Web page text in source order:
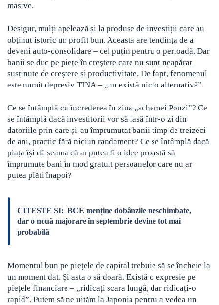
masive.
Desigur, mulți apelează și la produse de investiții care au
obținut istoric un profit bun. Aceasta are tendința de a
deveni auto-consolidare – cel puțin pentru o perioadă. Dar
banii se duc pe piețe în creștere care nu sunt neapărat
susținute de creștere și productivitate. De fapt, fenomenul
este numit depresiv TINA – „nu există nicio alternativă”.
Ce se întâmplă cu încrederea în ziua „schemei Ponzi”? Ce
se întâmplă dacă investitorii vor să iasă într-o zi din
datoriile prin care și-au împrumutat banii timp de treizeci
de ani, practic fără niciun randament? Ce se întâmplă dacă
piața își dă seama că ar putea fi o idee proastă să
împrumute bani în mod gratuit persoanelor care nu ar
putea plăti înapoi?
CITESTE SI: BCE menține dobânzile neschimbate,
dar o nouă majorare în septembrie devine tot mai
probabilă
Momentul bun pe piețele de capital trebuie să se încheie la
un moment dat. Și asta o să doară. Există o expresie pe
piețele financiare – „ridicați scara lungă, dar ridicați-o
rapid”. Putem să ne uităm la Japonia pentru a vedea un